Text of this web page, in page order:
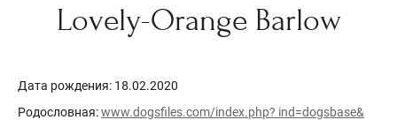
Lovely-Orange Barlow
Дата рождения: 18.02.2020
Родословная:www.dogsfiles.com/index.php? ind=dogsbase&